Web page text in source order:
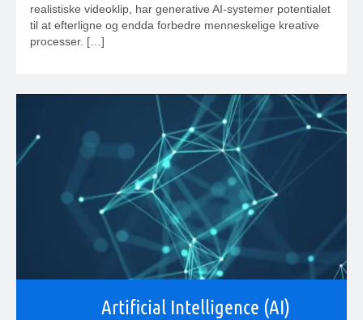
realistiske videoklip, har generative AI-systemer potentialet
til at efterligne og endda forbedre menneskelige kreative
processer. […]
Artificial Intelligence (AI)